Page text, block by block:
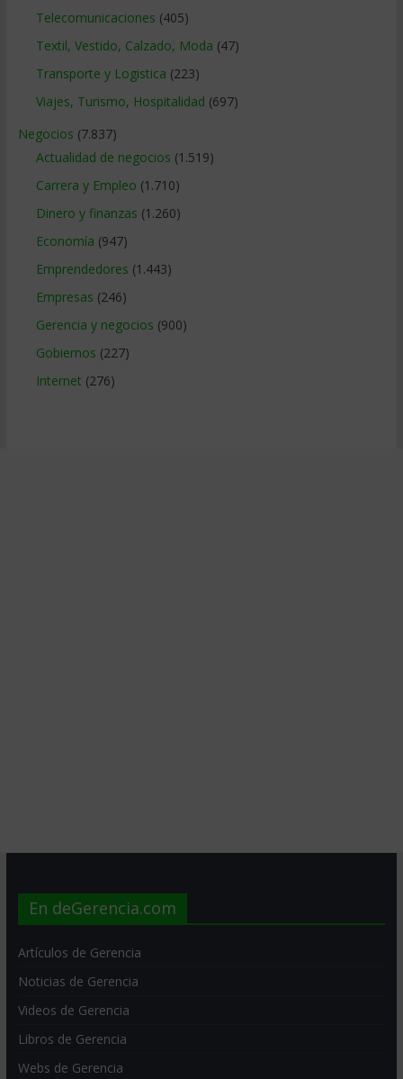
Telecomunicaciones (405)
Textil, Vestido, Calzado, Moda (47)
Transporte y Logistica (223)
Viajes, Turismo, Hospitalidad (697)
Negocios (7.837)
Actualidad de negocios (1.519)
Carrera y Empleo (1.710)
Dinero y finanzas (1.260)
Economía (947)
Emprendedores (1.443)
Empresas (246)
Gerencia y negocios (900)
Gobiernos (227)
Internet (276)
En deGerencia.com
Artículos de Gerencia
Noticias de Gerencia
Videos de Gerencia
Libros de Gerencia
Webs de Gerencia